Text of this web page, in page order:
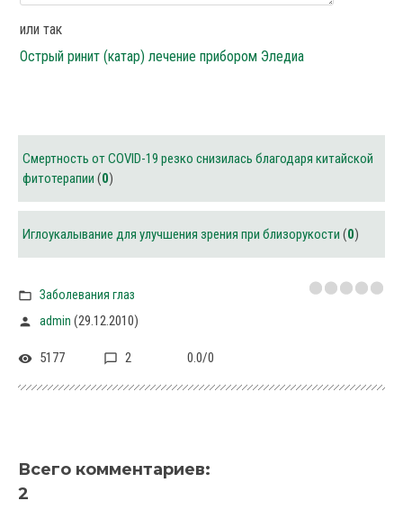
или так
Острый ринит (катар) лечение прибором Эледиа
Смертность от COVID-19 резко снизилась благодаря китайской
фитотерапии (0)
Иглоукалывание для улучшения зрения при близорукости (0)
Заболевания глаз
admin (29.12.2010)
5177 2 0.0/0
Всего комментариев:
2